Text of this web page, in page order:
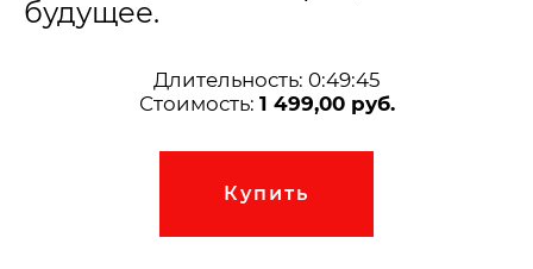
будущее.
Длительность: 0:49:45
Стоимость: 1 499,00руб.
Купить